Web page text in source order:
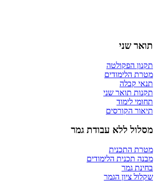
תואר שני
תקנון הפקולטה
מטרת הלימודים
תנאי קבלה
תקנות תואר שני
תחומי לימוד
תיאור הקורסים
מסלול ללא עבודת גמר
מטרת התכנית
מבנה תכנית הלימודים
בחינת גמר
שקלול ציון הגמר